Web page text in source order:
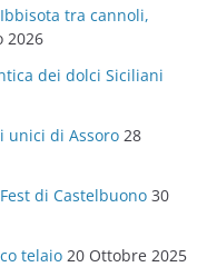
tra cannoli,
2026
dei dolci Siciliani
unici di Assoro 28
di Castelbuono 30
telaio 20 Ottobre 2025